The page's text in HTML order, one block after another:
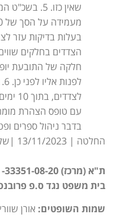
שאין כזו. 5.
בעלות בדיקות עזר
הצדדים בחלקים
חלקה של התובעת
עם טופס הצהרת
בדבר ניהול ספרים
החלטה | 13/11/2023 |שלום – פתח תקווה
בית משפט נגד ס.פ
שמות השופטים: אורן